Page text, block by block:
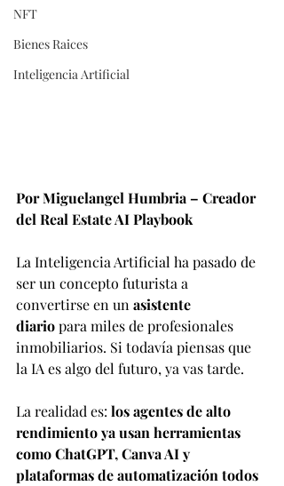
NFT
Bienes Raices
Inteligencia Artificial
Por Miguelangel Humbria – Creador
del Real Estate AI Playbook
La Inteligencia Artificial ha pasado de
ser un concepto futurista a
convertirse en un asistente
diario para miles de profesionales
inmobiliarios. Si todavía piensas que
la IA es algo del futuro, ya vas tarde.
La realidad es: los agentes de alto
rendimiento ya usan herramientas
como ChatGPT, Canva AI y
plataformas de automatización todos